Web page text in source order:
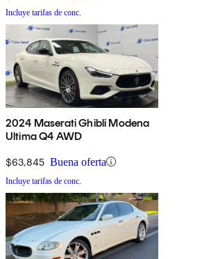
Incluye tarifas de conc.
2024 Maserati Ghibli Modena
Ultima Q4 AWD
$63,845 Buena oferta
Incluye tarifas de conc.